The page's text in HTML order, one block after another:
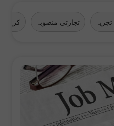
تجارتی منصوبہ کرپٹو